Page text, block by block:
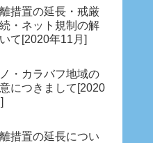
措置の延長・戒厳
・ネット規制の解
て[2020年11月]
・カラバフ地域の
につきまして[2020
措置の延長につい